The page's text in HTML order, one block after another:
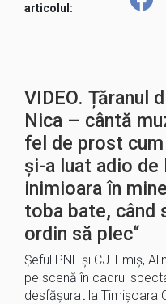
articolul:
VIDEO. Țăranul
Nica – cântă
fel de prost
și-a luat adio de
inimioara în
toba bate, când
ordin să plec“
Șeful PNL și CJ Timiș,
pe scenă în cadrul
desfășurat la Timișoara